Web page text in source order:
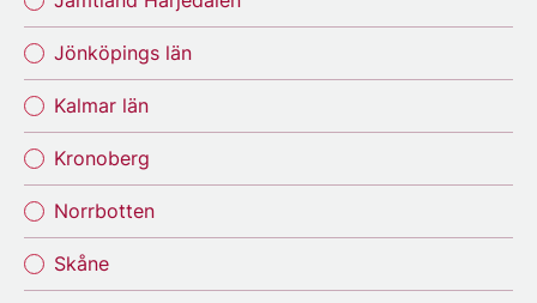
Jönköpings län
Kalmar län
Kronoberg
Norrbotten
Skåne